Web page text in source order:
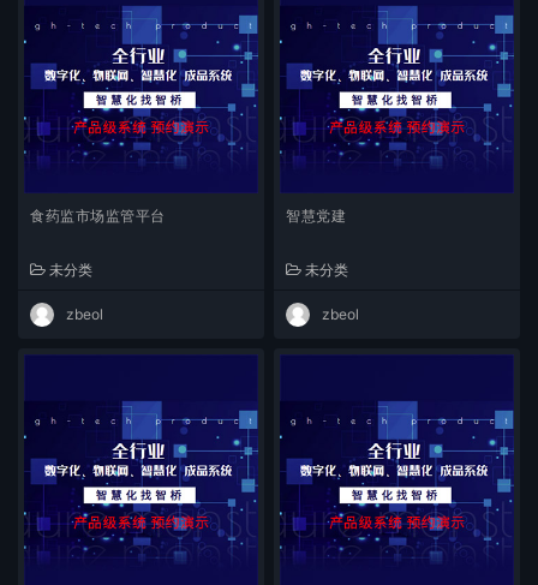
食药监市场监管平台
未分类
zbeol
智慧党建
未分类
zbeol